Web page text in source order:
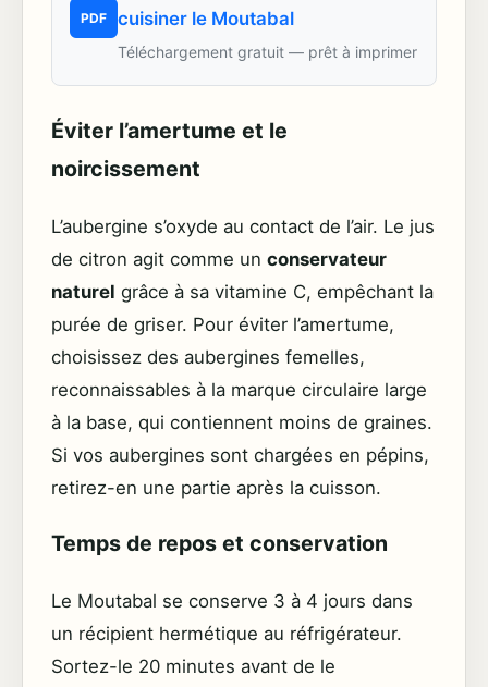
PDF
cuisiner le Moutabal
Téléchargement gratuit — prêt à imprimer
Éviter l’amertume et le
noircissement
L’aubergine s’oxyde au contact de l’air. Le jus
de citron agit comme un conservateur
naturel grâce à sa vitamine C, empêchant la
purée de griser. Pour éviter l’amertume,
choisissez des aubergines femelles,
reconnaissables à la marque circulaire large
à la base, qui contiennent moins de graines.
Si vos aubergines sont chargées en pépins,
retirez-en une partie après la cuisson.
Temps de repos et conservation
Le Moutabal se conserve 3 à 4 jours dans
un récipient hermétique au réfrigérateur.
Sortez-le 20 minutes avant de le